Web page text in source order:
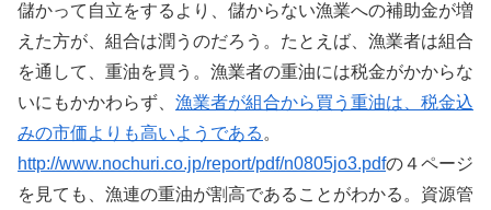
儲かって自立をするより、儲からない漁業への補助金が増
えた方が、組合は潤うのだろう。たとえば、漁業者は組合
を通して、重油を買う。漁業者の重油には税金がかからな
いにもかかわらず、 漁業者が組合から買う重油は、税金込
みの市価よりも高いようである 。
http://www.nochuri.co.jp/report/pdf/n0805jo3.pdfの４ページ
を見ても、漁連の重油が割高であることがわかる。資源管